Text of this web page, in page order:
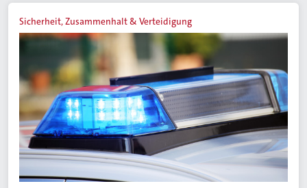
Sicherheit, Zusammenhalt & Verteidigung